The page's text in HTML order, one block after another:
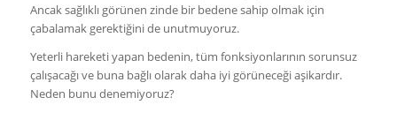
Ancak sağlıklı görünen zinde bir bedene sahip olmak için
çabalamak gerektiğini de unutmuyoruz.
Yeterli hareketi yapan bedenin, tüm fonksiyonlarının sorunsuz
çalışacağı ve buna bağlı olarak daha iyi görüneceği aşikardır.
Neden bunu denemiyoruz?